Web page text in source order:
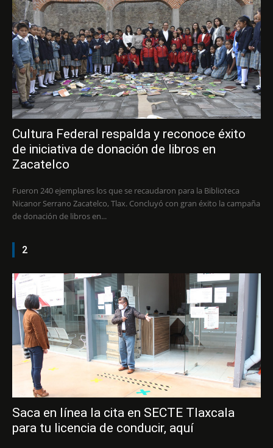
Cultura Federal respalda y reconoce éxito
de iniciativa de donación de libros en
Zacatelco
Fueron 240 ejemplares los que se recaudaron para la Biblioteca
Nicanor Serrano Zacatelco, Tlax. Concluyó con gran éxito la campaña
de donación de libros en...
2
Saca en línea la cita en SECTE Tlaxcala
para tu licencia de conducir, aquí